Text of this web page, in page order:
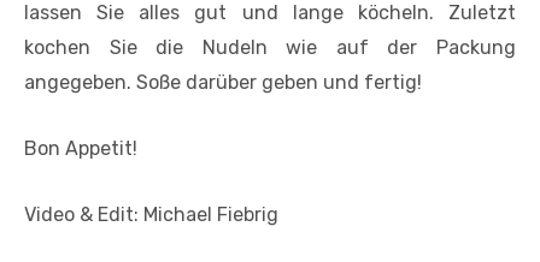
lassen Sie alles gut und lange köcheln. Zuletzt
kochen Sie die Nudeln wie auf der Packung
angegeben. Soße darüber geben und fertig!
Bon Appetit!
Video & Edit: Michael Fiebrig